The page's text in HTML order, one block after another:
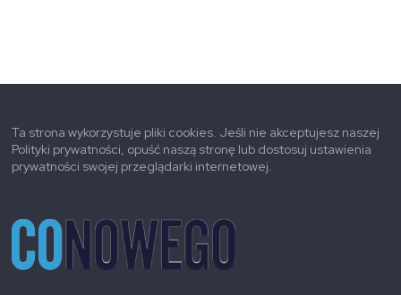
Ta strona wykorzystuje pliki cookies. Jeśli nie akceptujesz naszej
Polityki prywatności, opuść naszą stronę lub dostosuj ustawienia
prywatności swojej przeglądarki internetowej.